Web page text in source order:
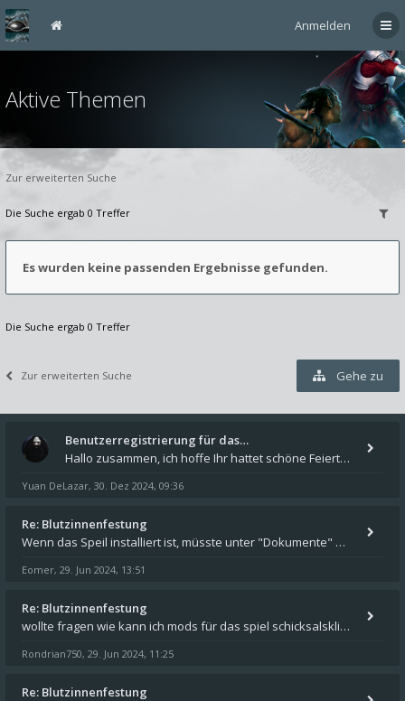
Anmelden
Aktive Themen
Zur erweiterten Suche
Die Suche ergab 0 Treffer
Es wurden keine passenden Ergebnisse gefunden.
Die Suche ergab 0 Treffer
Zur erweiterten Suche Gehe zu
Benutzerregistrierung für das…
Hallo zusammen, ich hoffe Ihr hattet schöne Feiertage und kommt auch gut ins neue Jahr. Ich schreibe hier kurz zur Infor
Yuan DeLazar, 30. Dez 2024, 09:36
Re: Blutzinnenfestung
Wenn das Speil installiert ist, müsste unter "Dokumente" auf Deinem Rechner ein Verzeichnis "blade of destiny" sein. Dar
Eomer, 29. Jun 2024, 13:51
Re: Blutzinnenfestung
wollte fragen wie kann ich mods für das spiel schicksalsklinge in das spieleverzeichnis kopieren und in welches
Rondrian750, 29. Jun 2024, 11:25
Re: Blutzinnenfestung